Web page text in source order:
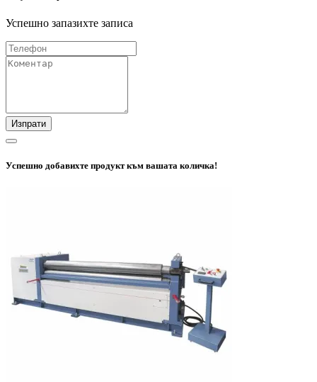
Успешно запазихте записа
Изпрати
Успешно добавихте продукт към вашата количка!